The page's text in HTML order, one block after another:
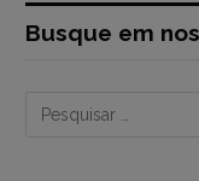
Busque em